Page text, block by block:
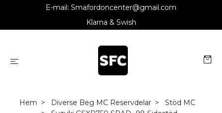
E-mail: Smafordoncenter@gmail.com
Klarna & Swish
Hem Diverse Beg MC Reservdelar
Stöd MC